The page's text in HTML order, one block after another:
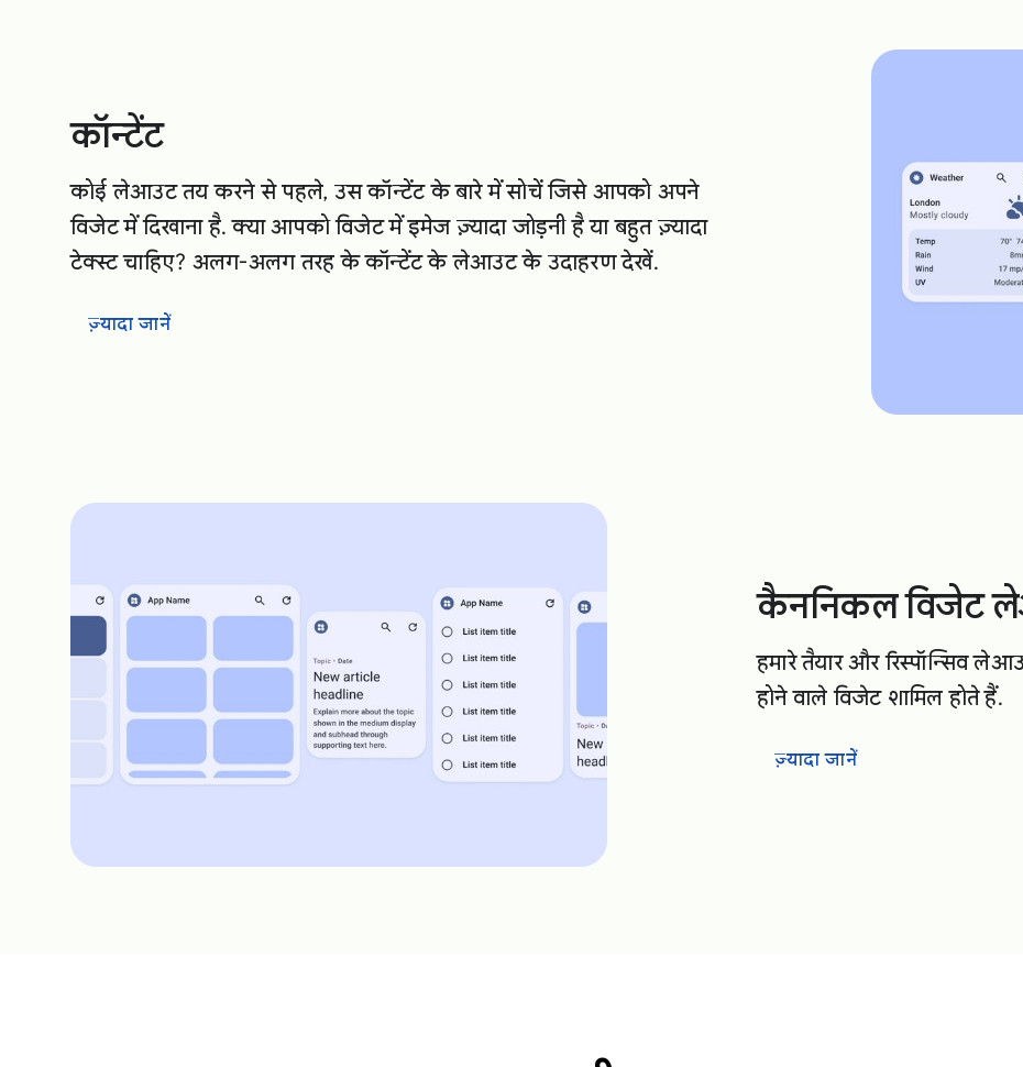
कॉन्टेंट
कोई लेआउट तय करने से पहले, उस कॉन्टेंट के बारे में सोचें जिसे आपको अपने
विजेट में दिखाना है. क्या आपको विजेट में इमेज ज़्यादा जोड़नी है या बहुत ज़्यादा
टेक्स्ट चाहिए? अलग-अलग तरह के कॉन्टेंट के लेआउट के उदाहरण देखें.
ज़्यादा जानें
कैननिकल विजेट
हमारे तैयार और रिस्पॉन्सिव
होने वाले विजेट शामिल होते हैं.
ज़्यादा जानें